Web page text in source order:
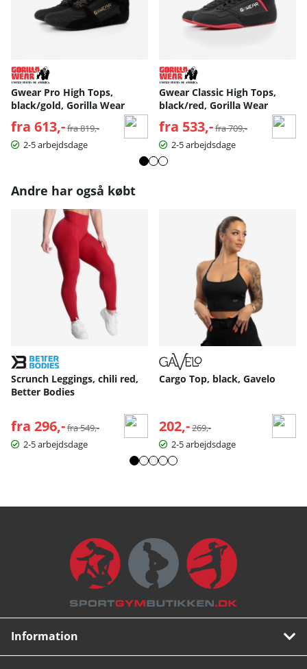
Gwear Pro High Tops,
black/gold, Gorilla Wear
fra 613,- Normalpris:
fra 819,-
2-5 arbejdsdage
Gwear Classic High Tops,
black/red, Gorilla Wear
fra 533,- Normalpris:
fra 709,-
2-5 arbejdsdage
Andre har også købt
Scrunch Leggings, chili red,
Better Bodies
fra 296,- Normalpris:
fra 549,-
2-5 arbejdsdage
Cargo Top, black, Gavelo
202,- Normalpris:
269,-
2-5 arbejdsdage
Information